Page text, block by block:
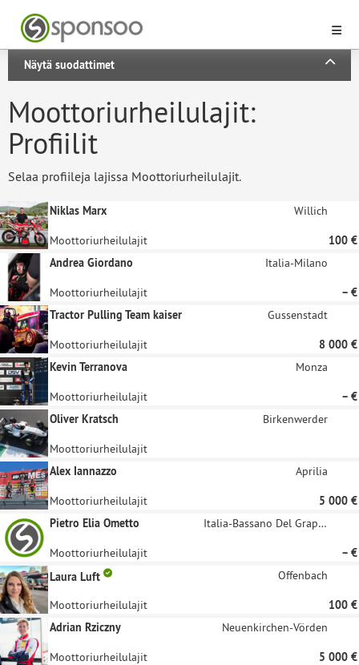
Näytä suodattimet
Moottoriurheilulajit:
Profiilit
Selaa profiileja lajissa Moottoriurheilulajit.
Niklas Marx Willich
Moottoriurheilulajit
100 €
Andrea Giordano
Italia-Milano
Moottoriurheilulajit
– €
Tractor Pulling Team kaiser
Gussenstadt
Moottoriurheilulajit
8 000 €
Kevin Terranova
Monza
Moottoriurheilulajit
– €
Oliver Kratsch
Birkenwerder
Moottoriurheilulajit
Alex Iannazzo
Aprilia
Moottoriurheilulajit
5 000 €
Pietro Elia Ometto
Italia-Bassano Del Grappa
Moottoriurheilulajit
– €
Laura Luft
Offenbach
Moottoriurheilulajit
100 €
Adrian Rziczny
Neuenkirchen-Vörden
Moottoriurheilulajit
5 000 €